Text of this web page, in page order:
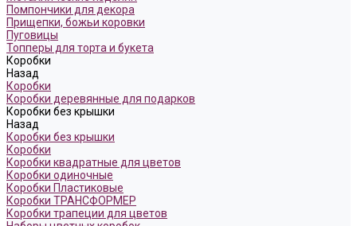
Помпончики для декора
Прищепки, божьи коровки
Пуговицы
Топперы для торта и букета
Коробки
Назад
Коробки
Коробки деревянные для подарков
Коробки без крышки
Назад
Коробки без крышки
Коробки
Коробки квадратные для цветов
Коробки одиночные
Коробки Пластиковые
Коробки ТРАНСФОРМЕР
Коробки трапеции для цветов